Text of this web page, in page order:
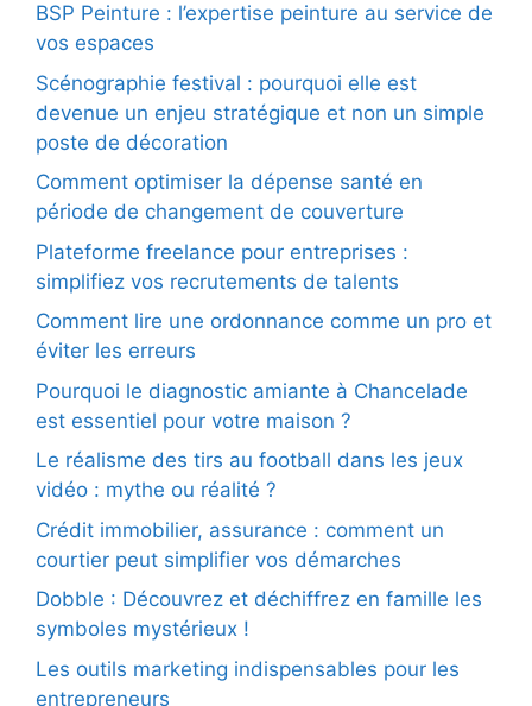
BSP Peinture : l’expertise peinture au service de
vos espaces
Scénographie festival : pourquoi elle est
devenue un enjeu stratégique et non un simple
poste de décoration
Comment optimiser la dépense santé en
période de changement de couverture
Plateforme freelance pour entreprises :
simplifiez vos recrutements de talents
Comment lire une ordonnance comme un pro et
éviter les erreurs
Pourquoi le diagnostic amiante à Chancelade
est essentiel pour votre maison ?
Le réalisme des tirs au football dans les jeux
vidéo : mythe ou réalité ?
Crédit immobilier, assurance : comment un
courtier peut simplifier vos démarches
Dobble : Découvrez et déchiffrez en famille les
symboles mystérieux !
Les outils marketing indispensables pour les
entrepreneurs